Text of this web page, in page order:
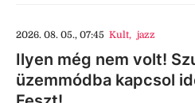
2026. 08. 05., 07:45 Kult, jazz
Ilyen még nem volt!
üzemmódba kapcsol